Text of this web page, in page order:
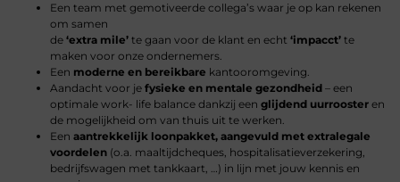
Een team met gemotiveerde collega’s waar je op kan rekenen
om samen
de ‘extra mile’ te gaan voor de klant en echt ‘impacct’ te
maken voor onze ondernemers.
Een moderne en bereikbare kantooromgeving.
Aandacht voor je fysieke en mentale gezondheid – een
optimale work- life balance dankzij een glijdend uurrooster en
de mogelijkheid om van thuis uit te werken.
Een aantrekkelijk loonpakket, aangevuld met extralegale
voordelen (o.a. maaltijdcheques, hospitalisatieverzekering,
bedrijfswagen met tankkaart, …) in lijn met jouw kennis en